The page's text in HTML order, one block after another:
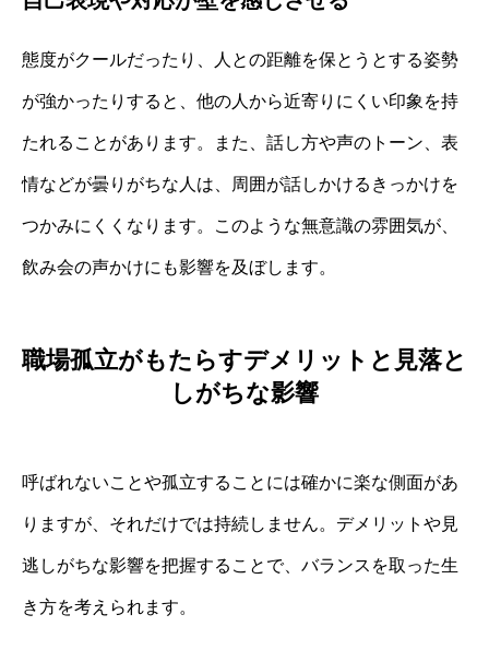
態度がクールだったり、人との距離を保とうとする姿勢
が強かったりすると、他の人から近寄りにくい印象を持
たれることがあります。また、話し方や声のトーン、表
情などが曇りがちな人は、周囲が話しかけるきっかけを
つかみにくくなります。このような無意識の雰囲気が、
飲み会の声かけにも影響を及ぼします。
職場孤立がもたらすデメリットと見落と
しがちな影響
呼ばれないことや孤立することには確かに楽な側面があ
りますが、それだけでは持続しません。デメリットや見
逃しがちな影響を把握することで、バランスを取った生
き方を考えられます。